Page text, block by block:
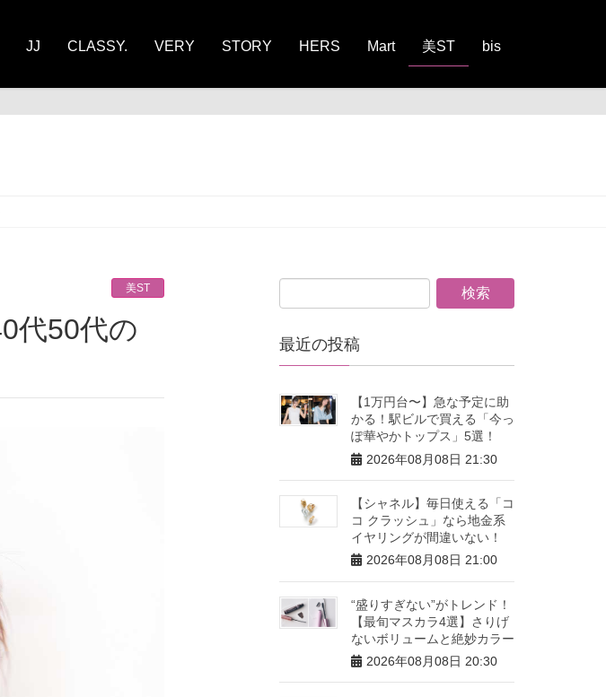
JJ CLASSY. VERY STORY HERS Mart 美ST bis
美ST
最近の投稿
【1万円台〜】急な予定に助
かる！駅ビルで買える「今っ
ぽ華やかトップス」5選！
2026年08月08日 21:30
【シャネル】毎日使える「コ
コ クラッシュ」なら地金系
イヤリングが間違いない！
2026年08月08日 21:00
“盛りすぎない”がトレンド！
【最旬マスカラ4選】さりげ
ないボリュームと絶妙カラー
2026年08月08日 20:30